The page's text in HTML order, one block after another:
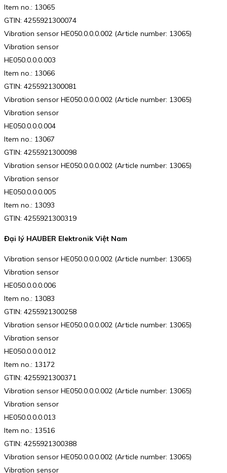
Item no.: 13065
GTIN: 4255921300074
Vibration sensor HE050.0.0.0.002 (Article number: 13065)
Vibration sensor
HE050.0.0.0.003
Item no.: 13066
GTIN: 4255921300081
Vibration sensor HE050.0.0.0.002 (Article number: 13065)
Vibration sensor
HE050.0.0.0.004
Item no.: 13067
GTIN: 4255921300098
Vibration sensor HE050.0.0.0.002 (Article number: 13065)
Vibration sensor
HE050.0.0.0.005
Item no.: 13093
GTIN: 4255921300319
Đại lý HAUBER Elektronik Việt Nam
Vibration sensor HE050.0.0.0.002 (Article number: 13065)
Vibration sensor
HE050.0.0.0.006
Item no.: 13083
GTIN: 4255921300258
Vibration sensor HE050.0.0.0.002 (Article number: 13065)
Vibration sensor
HE050.0.0.0.012
Item no.: 13172
GTIN: 4255921300371
Vibration sensor HE050.0.0.0.002 (Article number: 13065)
Vibration sensor
HE050.0.0.0.013
Item no.: 13516
GTIN: 4255921300388
Vibration sensor HE050.0.0.0.002 (Article number: 13065)
Vibration sensor